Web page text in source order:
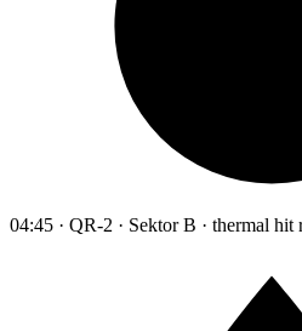
04:45 · QR-2 · Sektor B · thermal hit